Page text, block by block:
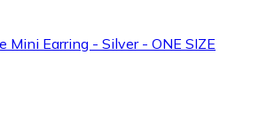
Mini Earring - Silver - ONE SIZE